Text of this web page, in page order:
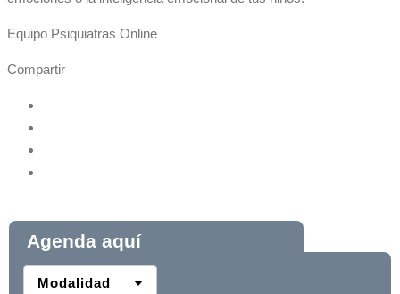
Equipo Psiquiatras Online
Compartir
Agenda aquí
Modalidad